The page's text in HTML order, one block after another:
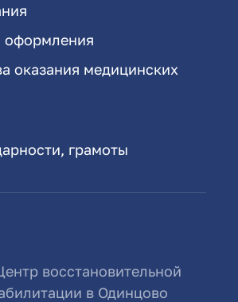
оформления
оказания медицинских
грамоты
восстановительной
в Одинцово